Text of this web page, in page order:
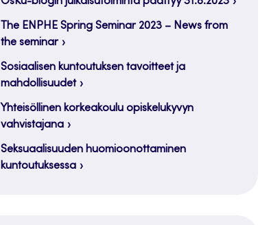
The ENPHE Spring Seminar 2023 – News from
the seminar
Sosiaalisen kuntoutuksen tavoitteet ja
mahdollisuudet
Yhteisöllinen korkeakoulu opiskelukyvyn
vahvistajana
Seksuaalisuuden huomioonottaminen
kuntoutuksessa